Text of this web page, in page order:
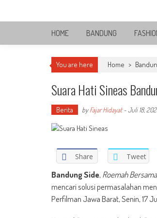
Bandung Side
Sisi Cantik Bandung
HOME BANDUNG
You are here Home >
Suara Hati Sineas
Berita byFajar Hidayat-Juli 18,
Share Tweet
Bandung Side, Roemah
mencari solusi permasalahan
Perfilman Jawa Barat, Senin, 17